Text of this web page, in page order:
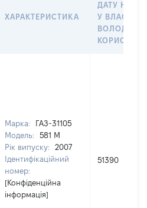
ХАРАКТЕРИСТИКА
ДАТУ
У
Марка:
ГАЗ-31105
Модель:
581 М
Рік випуску:
2007
Ідентифікаційний
номер:
[Конфіденційна
інформація]
51390